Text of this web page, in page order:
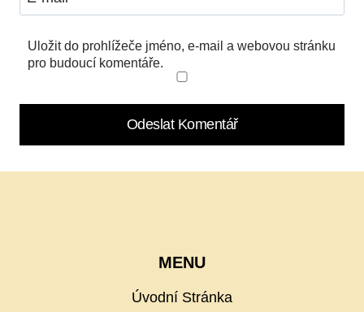
Uložit do prohlížeče jméno, e-mail a webovou stránku
pro budoucí komentáře.
MENU
Úvodní Stránka